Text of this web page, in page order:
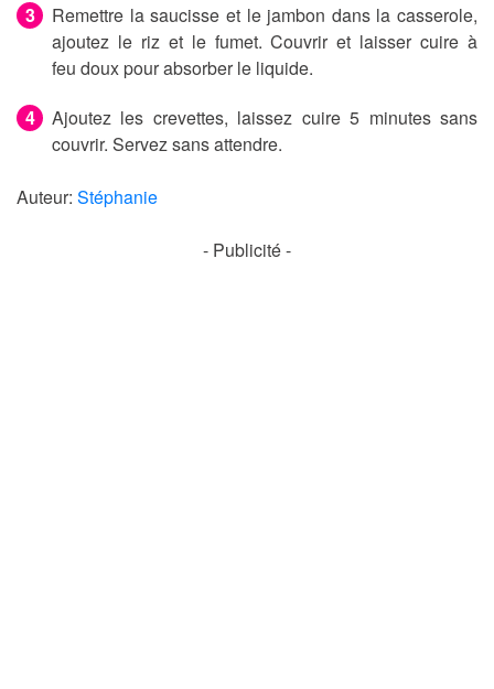
Remettre la saucisse et le jambon dans la casserole,
ajoutez le riz et le fumet. Couvrir et laisser cuire à
feu doux pour absorber le liquide.
Ajoutez les crevettes, laissez cuire 5 minutes sans
couvrir. Servez sans attendre.
Auteur: Stéphanie
- Publicité -